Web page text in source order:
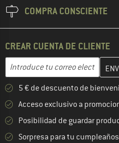
COMPRA CONSCIENTE
CREAR CUENTA DE CLIENTE
Dirección de correo electrónico
Introduce aquí tu dirección de
5 € de descuento de
Acceso exclusivo a
Posibilidad de guardar
Sorpresa para tu cumpleaños